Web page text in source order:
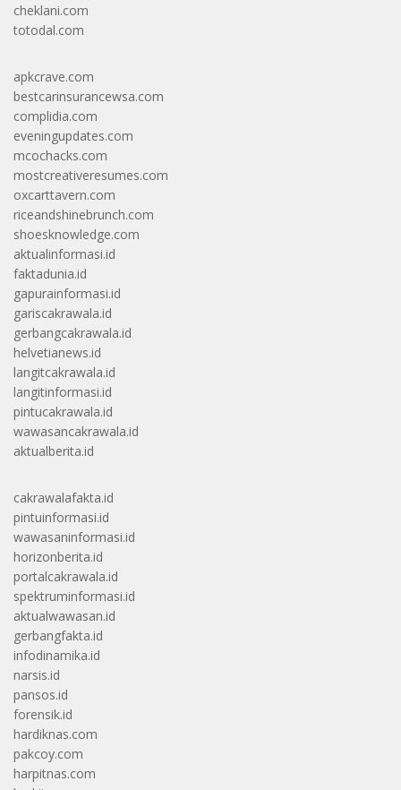
cheklani.com
totodal.com
apkcrave.com
bestcarinsurancewsa.com
complidia.com
eveningupdates.com
mcochacks.com
mostcreativeresumes.com
oxcarttavern.com
riceandshinebrunch.com
shoesknowledge.com
aktualinformasi.id
faktadunia.id
gapurainformasi.id
gariscakrawala.id
gerbangcakrawala.id
helvetianews.id
langitcakrawala.id
langitinformasi.id
pintucakrawala.id
wawasancakrawala.id
aktualberita.id
cakrawalafakta.id
pintuinformasi.id
wawasaninformasi.id
horizonberita.id
portalcakrawala.id
spektruminformasi.id
aktualwawasan.id
gerbangfakta.id
infodinamika.id
narsis.id
pansos.id
forensik.id
hardiknas.com
pakcoy.com
harpitnas.com